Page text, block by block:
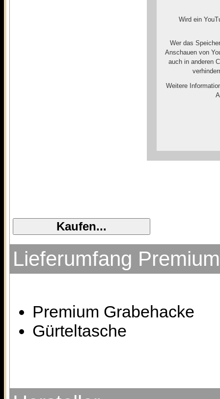
Wird ein
Wer das
Anschauen von
auch in anderen
Weitere
Lieferumfang
Premium Grabehacke
Gürteltasche